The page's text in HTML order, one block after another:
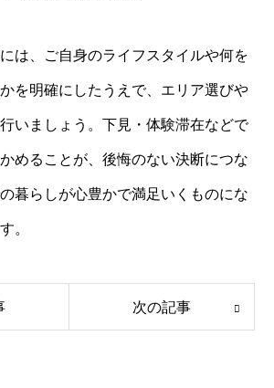
は、ご自身のライフスタイルや何を
を明確にしたうえで、エリア選びや
いましょう。下見・体験滞在などで
めることが、後悔のない決断につな
暮らしが心豊かで満足いくものにな
。
次の記事